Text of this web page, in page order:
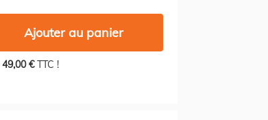
Ajouter au panier
49,00 €TTC !